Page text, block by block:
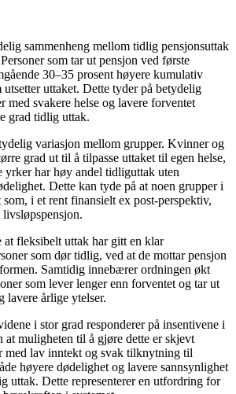
sammenheng mellom tidlig pensjonsuttak
som tar ut pensjon ved første
30–35 prosent høyere kumulativ
utsetter uttaket. Dette tyder på betydelig
med svakere helse og lavere forventet
grad tidlig uttak.
variasjon mellom grupper. Kvinner og
grad ut til å tilpasse uttaket til egen helse,
yrker har høy andel tidliguttak uten
Dette kan tyde på at noen grupper i
i et rent finansielt ex post-perspektiv,
at fleksibelt uttak har gitt en klar
som dør tidlig, ved at de mottar pensjon
Samtidig innebærer ordningen økt
som lever lenger enn forventet og tar ut
lavere årlige ytelser.
i stor grad responderer på insentivene i
at muligheten til å gjøre dette er skjevt
lav inntekt og svak tilknytning til
høyere dødelighet og lavere sannsynlighet
uttak. Dette representerer en utfordring for